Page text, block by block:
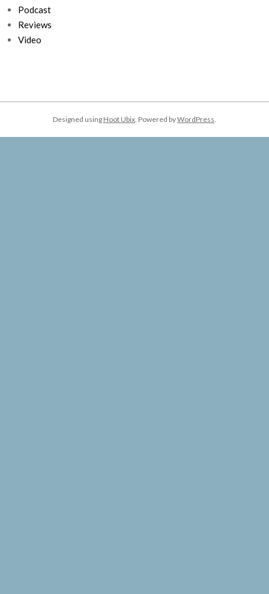
Podcast
Reviews
Video
Designed using Hoot Ubix . Powered byWordPress